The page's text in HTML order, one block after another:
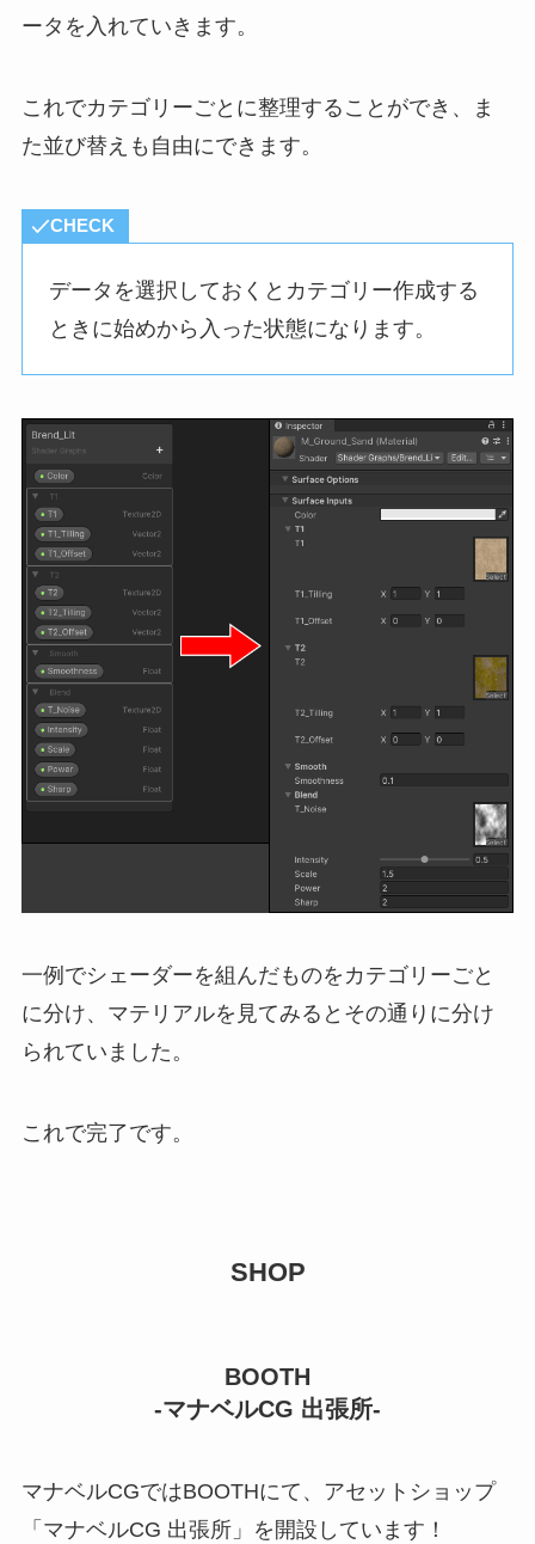
ータを入れていきます。
これでカテゴリーごとに整理することができ、ま
た並び替えも自由にできます。
CHECK
データを選択しておくとカテゴリー作成する
ときに始めから入った状態になります。
一例でシェーダーを組んだものをカテゴリーごと
に分け、マテリアルを見てみるとその通りに分け
られていました。
これで完了です。
SHOP
BOOTH
-マナベルCG 出張所-
マナベルCGではBOOTHにて、アセットショップ
「マナベルCG 出張所」を開設しています！